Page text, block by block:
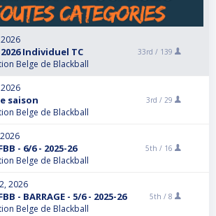
Individuel TC
Belge de Blackball
33rd / 139
saison
Belge de Blackball
3rd / 29
- 6/6 - 2025-26
Belge de Blackball
5th / 16
2026
- BARRAGE - 5/6 - 2025-26
Belge de Blackball
5th / 8